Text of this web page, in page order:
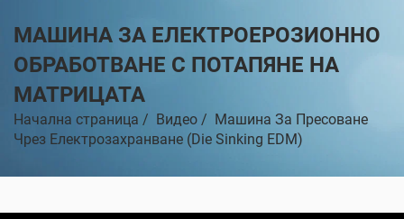
МАШИНА ЗА ЕЛЕКТРОЕРОЗИОННО
ОБРАБОТВАНЕ С ПОТАПЯНЕ НА
МАТРИЦАТА
Начална страница / Видео / Машина За Пресоване
Чрез Електрозахранване (Die Sinking EDM)